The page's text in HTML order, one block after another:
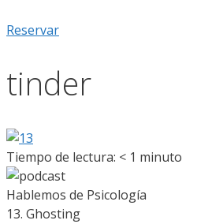
Reservar
tinder
Tiempo de lectura: < 1 minuto
Hablemos de Psicología
13. Ghosting